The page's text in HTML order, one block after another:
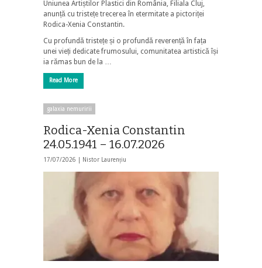
Uniunea Artiștilor Plastici din România, Filiala Cluj,
anunță cu tristețe trecerea în etermitate a pictoriței
Rodica-Xenia Constantin.
Cu profundă tristețe și o profundă reverență în fața
unei vieți dedicate frumosului, comunitatea artistică își
ia rămas bun de la …
Read More
galaxia nemuririi
Rodica-Xenia Constantin
24.05.1941 – 16.07.2026
17/07/2026 | Nistor Laurențiu